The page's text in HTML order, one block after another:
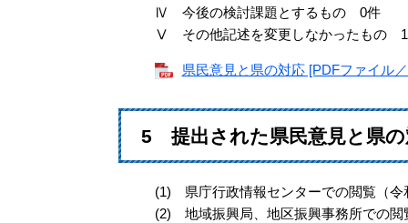
Ⅳ 今後の検討課題とするもの 0件
Ⅴ その他記述を変更しなかったもの
県民意見と県の対応 [PDFファイル
5 提出された県民意見と県の
(1) 県庁行政情報センターでの閲覧（令
(2) 地域振興局、地区振興事務所での閲